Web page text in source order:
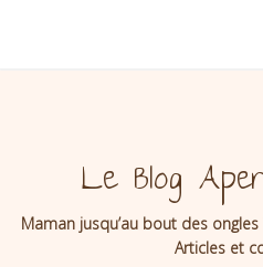
Le Blog
Maman jusqu’au bout des
Articles et